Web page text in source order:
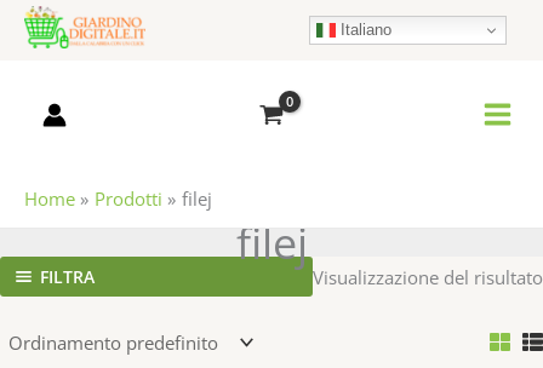
Italiano
Home Prodotti filej
filej
FILTRA Visualizzazione del risultato